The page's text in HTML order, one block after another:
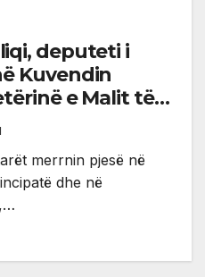
deputeti i
Kuvendin
e Malit të
merrnin pjesë në
dhe në